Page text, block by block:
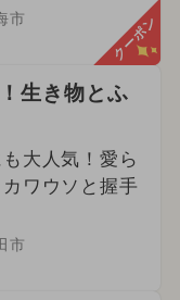
市 クーポン
生き物とふ
大人気！愛ら
ワウソと握手
市